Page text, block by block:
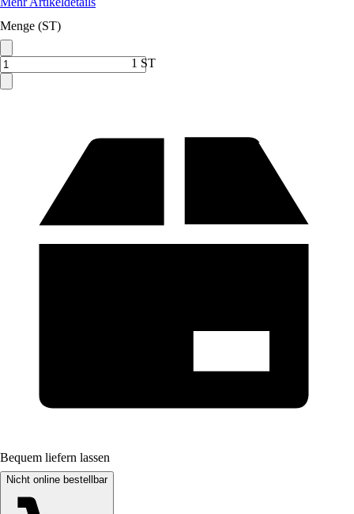
Menge (ST)
1 ST
Bequem liefern lassen
Nicht online bestellbar